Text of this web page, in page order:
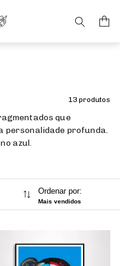
13 produtos
que
personalidade profunda.
azul.
Ordenar por:
Mais vendidos